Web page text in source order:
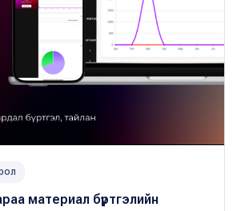
материал бүртгэлийн